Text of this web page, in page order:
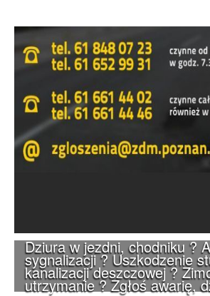
Dziura w jezdni, chodniku ?
sygnalizacji ? Uszkodzenie
kanalizacji deszczowej ?
utrzymanie ? Zgłoś awarię,